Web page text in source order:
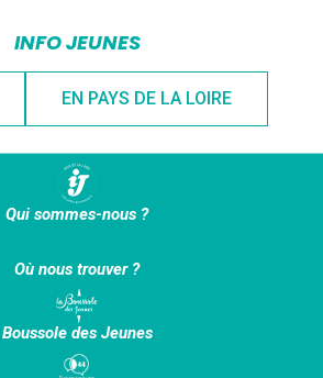
INFO JEUNES
EN PAYS DE LA LOIRE
Qui sommes-nous ?
Où nous trouver ?
Boussole des Jeunes